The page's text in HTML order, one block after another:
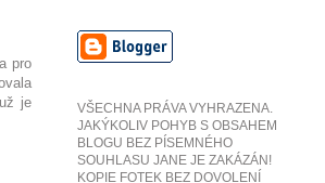
pro
je
VŠECHNA PRÁVA VYHRAZENA.
JAKÝKOLIV POHYB S OBSAHEM
BLOGU BEZ PÍSEMNÉHO
SOUHLASU JANE JE ZAKÁZÁN!
KOPIE FOTEK BEZ DOVOLENÍ